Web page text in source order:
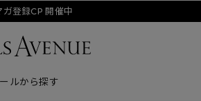
ガ登録CP 開催中
ルから探す